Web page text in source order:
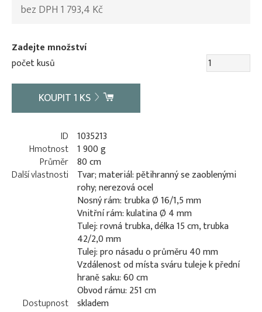
bez DPH 1 793,4 Kč
Zadejte množství
počet kusů
KOUPIT1 KS
ID 1035213
Hmotnost 1 900 g
Průměr 80 cm
Další vlastnosti
Tvar; materiál: pětihranný se zaoblenými
rohy; nerezová ocel
Nosný rám: trubka Ø 16/1,5 mm
Vnitřní rám: kulatina Ø 4 mm
Tulej: rovná trubka, délka 15 cm, trubka
42/2,0 mm
Tulej: pro násadu o průměru 40 mm
Vzdálenost od místa sváru tuleje k přední
hraně saku: 60 cm
Obvod rámu: 251 cm
Dostupnost skladem